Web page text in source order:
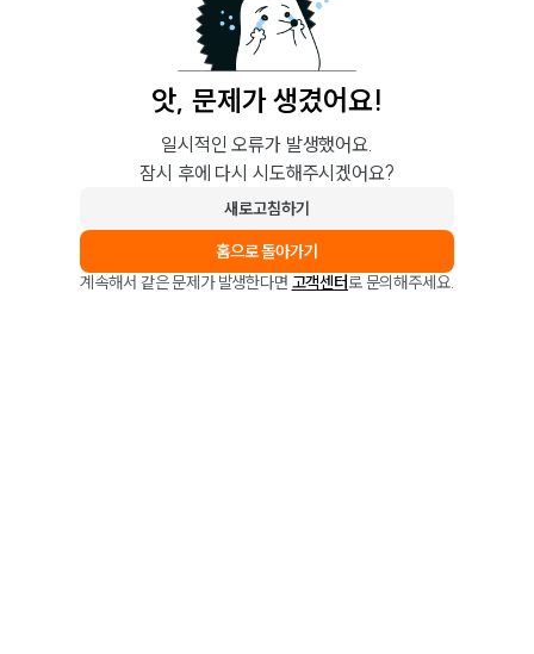
앗, 문제가 생겼어요!
일시적인 오류가 발생했어요.
잠시 후에 다시 시도해주시겠어요?
새로고침하기
홈으로 돌아가기
계속해서 같은 문제가 발생한다면 고객센터로 문의해주세요.